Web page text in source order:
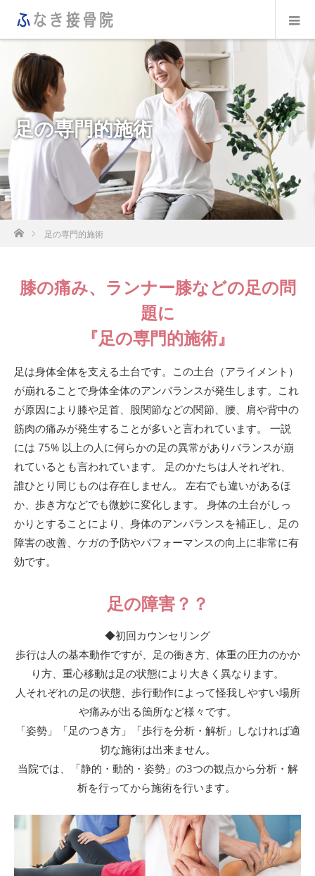
足の専門的施術
ホーム足の専門的施術
膝の痛み、ランナー膝などの足の問
題に
『足の専門的施術』
足は身体全体を支える土台です。この土台（アライメント）
が崩れることで身体全体のアンバランスが発生します。これ
が原因により膝や足首、股関節などの関節、腰、肩や背中の
筋肉の痛みが発生することが多いと言われています。 一説
には 75% 以上の人に何らかの足の異常がありバランスが崩
れているとも言われています。 足のかたちは人それぞれ、
誰ひとり同じものは存在しません。 左右でも違いがあるほ
か、歩き方などでも微妙に変化します。 身体の土台がしっ
かりとすることにより、身体のアンバランスを補正し、足の
障害の改善、ケガの予防やパフォーマンスの向上に非常に有
効です。
足の障害？？
◆初回カウンセリング
歩行は人の基本動作ですが、足の衝き方、体重の圧力のかか
り方、重心移動は足の状態により大きく異なります。
人それぞれの足の状態、歩行動作によって怪我しやすい場所
や痛みが出る箇所など様々です。
「姿勢」「足のつき方」「歩行を分析・解析」しなければ適
切な施術は出来ません。
当院では、「静的・動的・姿勢」の3つの観点から分析・解
析を行ってから施術を行います。